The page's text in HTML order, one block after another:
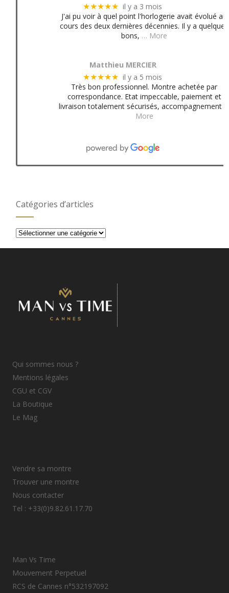
★★★★★ il y a 3 mois
J'ai pu voir à quel point l'horlogerie avait évolué au
cours des deux dernières décennies. Il y a quelques
bons, … More
Matthieu MERCIER
★★★★★ il y a 5 mois
Très bon professionnel. Montre achetée par
correspondance. Etat impeccable, paiement et
livraison totalement sécurisés, accompagnement
More
Catégories d’articles
Catégories
Qui sommes nous ?
Mentions légales
CGU et CGV
La Boutique
Le Mag
Vendre sa montre
Trouver une montre
Nous contacter
Tel : +33(0)9.82.61.17.70
Man Vs Time
Mouvement Perpetuel
RCS de Cannes n°532197092